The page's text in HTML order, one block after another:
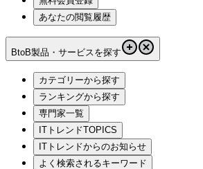
あなたの閲覧履歴
BtoB製品・サービスを探す
カテゴリーから探す
ランキングから探す
専門家一覧
ITトレンドTOPICS
ITトレンドからのお知らせ
よく検索されるキーワード